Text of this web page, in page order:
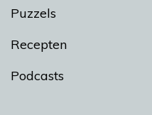
Puzzels
Recepten
Podcasts